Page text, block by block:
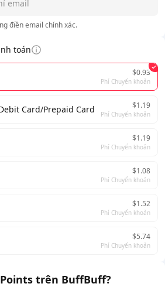
điền email chính xác.
toán
$0.93
Phí Chuyển khoản
Card/Prepaid Card $1.19
Phí Chuyển khoản
$1.19
Phí Chuyển khoản
$1.08
Phí Chuyển khoản
$1.52
Phí Chuyển khoản
$5.74
Phí Chuyển khoản
Points trên BuffBuff?